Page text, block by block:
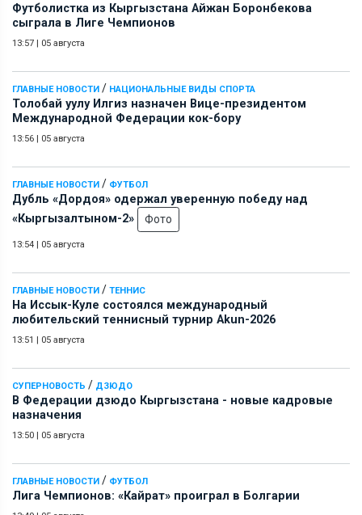
Футболистка из Кыргызстана Айжан Боронбекова
сыграла в Лиге Чемпионов
13:57 | 05 августа
ГЛАВНЫЕ НОВОСТИ / НАЦИОНАЛЬНЫЕ ВИДЫ СПОРТА
Толобай уулу Илгиз назначен Вице-президентом
Международной Федерации кок-бору
13:56 | 05 августа
ГЛАВНЫЕ НОВОСТИ / ФУТБОЛ
Дубль «Дордоя» одержал уверенную победу над
«Кыргызалтыном-2»
Фото
13:54 | 05 августа
ГЛАВНЫЕ НОВОСТИ / ТЕННИС
На Иссык-Куле состоялся международный
любительский теннисный турнир Akun-2026
13:51 | 05 августа
СУПЕРНОВОСТЬ / ДЗЮДО
В Федерации дзюдо Кыргызстана - новые кадровые
назначения
13:50 | 05 августа
ГЛАВНЫЕ НОВОСТИ / ФУТБОЛ
Лига Чемпионов: «Кайрат» проиграл в Болгарии